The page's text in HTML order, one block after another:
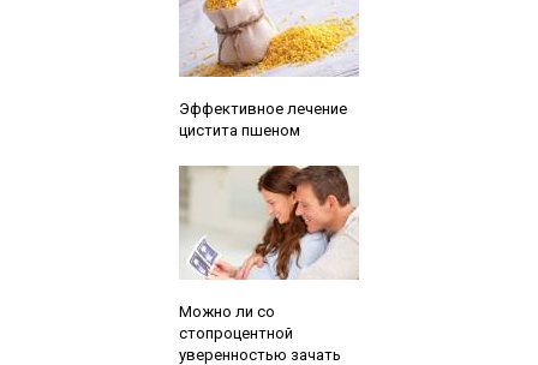
Эффективное лечение
цистита пшеном
Можно ли со
стопроцентной
уверенностью зачать